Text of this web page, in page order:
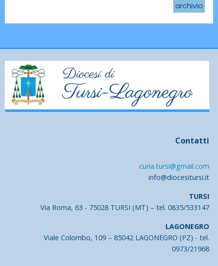
archivio
Contatti
curia.tursi@gmail.com
info@diocesitursi.it
TURSI
Via Roma, 63 - 75028 TURSI (MT) – tel. 0835/533147
LAGONEGRO
Viale Colombo, 109 – 85042 LAGONEGRO (PZ) - tel.
0973/21968